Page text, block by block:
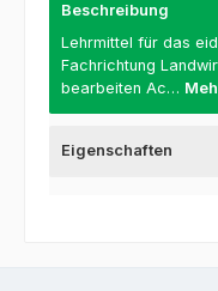
Beschreibung
Lehrmittel für das
Fachrichtung
bearbeiten Ac…
Eigenschaften